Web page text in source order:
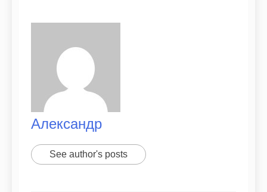
Александр
See author's posts